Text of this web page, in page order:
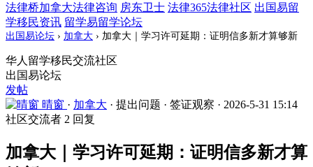
法律桥加拿大法律咨询 房东卫士 法律365法律社区 出国易留
学移民资讯 留学易留学论坛
出国易论坛 › 加拿大 › 加拿大｜学习许可延期：证明信多新才算够新
华人留学移民交流社区
出国易论坛
发帖
晴窗 · 加拿大 · 提出问题 · 签证观察 · 2026-5-31 15:14
社区交流者 2 回复
加拿大｜学习许可延期：证明信多新才算